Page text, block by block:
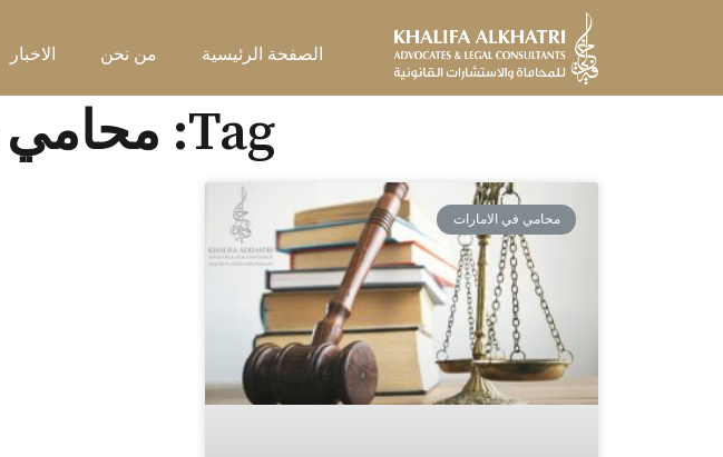
الصفحة الرئيسية من نحن الاخبار
Tag: محامي دولي بالإمارات
محامي في الامارات